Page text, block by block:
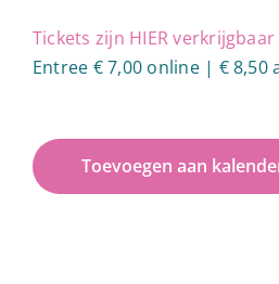
Tickets zijn HIER verkrijgbaar
Entree € 7,00 online | € 8,50
Toevoegen aan